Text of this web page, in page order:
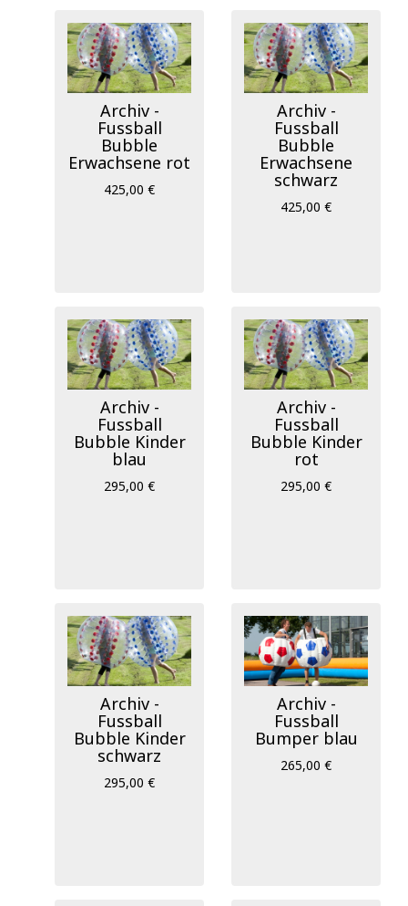
Archiv -
Fussball
Bubble
Erwachsene rot
425,00 €
Archiv -
Fussball
Bubble
Erwachsene
schwarz
425,00 €
Archiv -
Fussball
Bubble Kinder
blau
295,00 €
Archiv -
Fussball
Bubble Kinder
rot
295,00 €
Archiv -
Fussball
Bubble Kinder
schwarz
295,00 €
Archiv -
Fussball
Bumper blau
265,00 €